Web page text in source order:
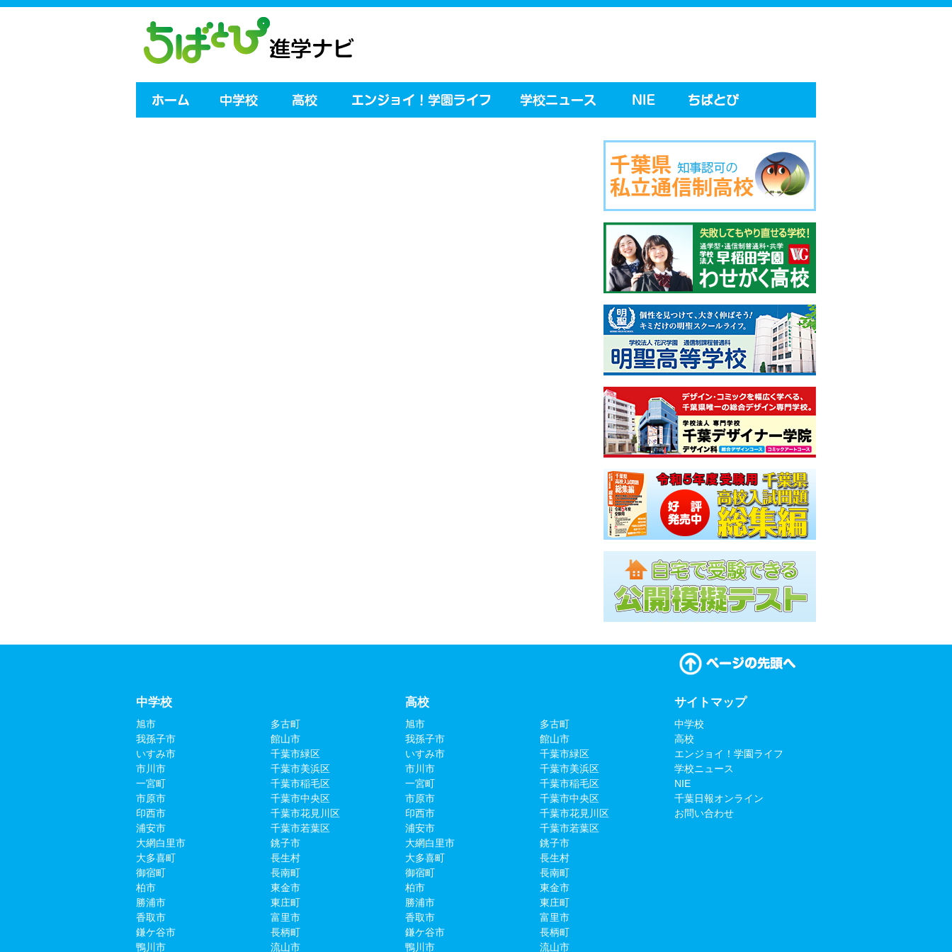
中学校
旭市
我孫子市
いすみ市
市川市
一宮町
市原市
印西市
浦安市
大網白里市
大多喜町
御宿町
柏市
勝浦市
香取市
鎌ケ谷市
鴨川市
多古町
館山市
千葉市緑区
千葉市美浜区
千葉市稲毛区
千葉市中央区
千葉市花見川区
千葉市若葉区
銚子市
長生村
長南町
東金市
東庄町
富里市
長柄町
流山市
高校
旭市
我孫子市
いすみ市
市川市
一宮町
市原市
印西市
浦安市
大網白里市
大多喜町
御宿町
柏市
勝浦市
香取市
鎌ケ谷市
鴨川市
多古町
館山市
千葉市緑区
千葉市美浜区
千葉市稲毛区
千葉市中央区
千葉市花見川区
千葉市若葉区
銚子市
長生村
長南町
東金市
東庄町
富里市
長柄町
流山市
サイトマップ
中学校
高校
エンジョイ！学園ライフ
学校ニュース
NIE
千葉日報オンライン
お問い合わせ